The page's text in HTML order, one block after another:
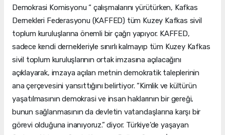
Demokrasi Komisyonu “ çalışmalarını yürütürken, Kafkas
Dernekleri Federasyonu (KAFFED) tüm Kuzey Kafkas sivil
toplum kuruluşlarına önemli bir çağrı yapıyor. KAFFED,
sadece kendi dernekleriyle sınırlı kalmayıp tüm Kuzey Kafkas
sivil toplum kuruluşlarının ortak imzasına açılacağını
açıklayarak, imzaya açılan metnin demokratik taleplerinin
ana çerçevesini yansıttığını belirtiyor. “Kimlik ve kültürün
yaşatılmasının demokrasi ve insan haklarının bir gereği,
bunun sağlanmasının da devletin vatandaşlarına karşı bir
görevi olduğuna inanıyoruz.” diyor. Türkiye’de yaşayan